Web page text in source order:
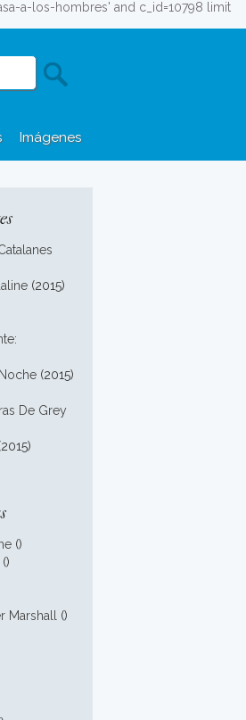
a-los-hombres' and c_id=10798 limit
Imágenes
(2015)
(2015)
De Grey
()
()
Marshall
()